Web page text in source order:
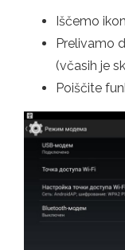
Iščemo
Prelivamo
(včasih je
Poiščite